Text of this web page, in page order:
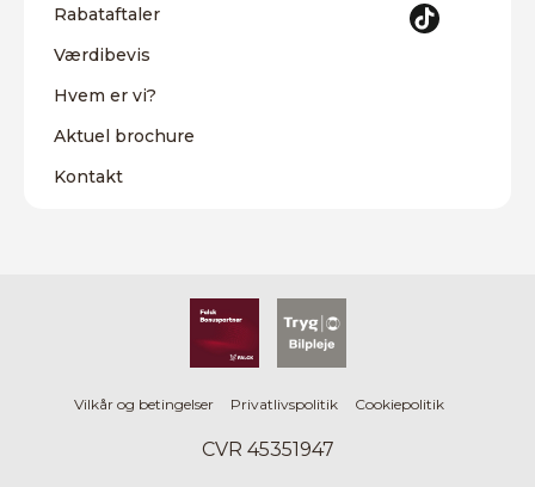
Rabataftaler
Værdibevis
Hvem er vi?
Aktuel brochure
Kontakt
Vilkår og betingelser Privatlivspolitik Cookiepolitik
CVR 45351947